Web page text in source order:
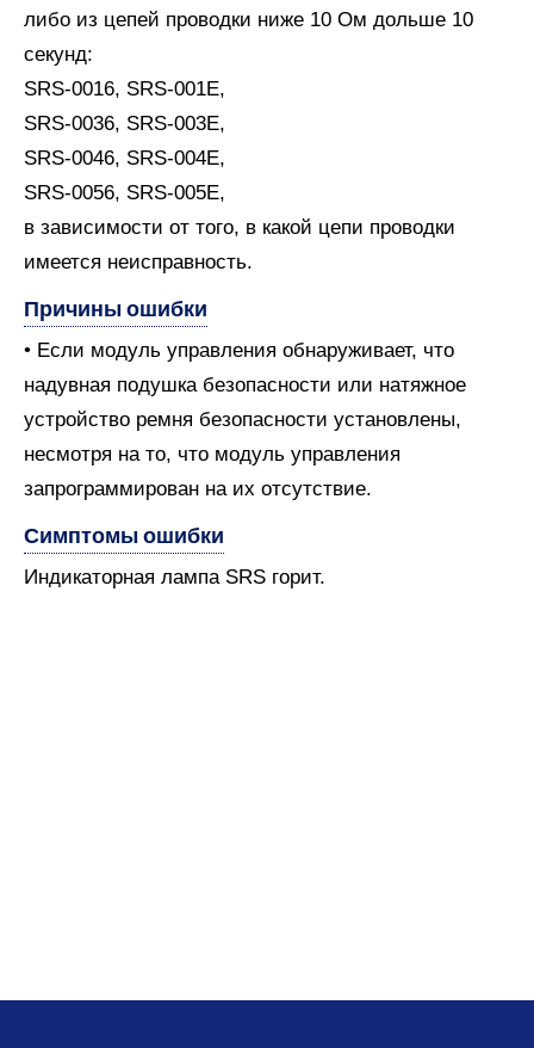
либо из цепей проводки ниже 10 Ом дольше 10
секунд:
SRS-0016, SRS-001E,
SRS-0036, SRS-003E,
SRS-0046, SRS-004E,
SRS-0056, SRS-005E,
в зависимости от того, в какой цепи проводки
имеется неисправность.
Причины ошибки
• Если модуль управления обнаруживает, что
надувная подушка безопасности или натяжное
устройство ремня безопасности установлены,
несмотря на то, что модуль управления
запрограммирован на их отсутствие.
Симптомы ошибки
Индикаторная лампа SRS горит.